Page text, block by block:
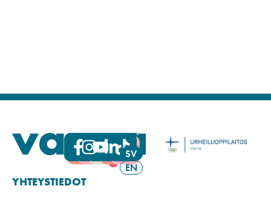
FI
SV
EN
YHTEYSTIEDOT